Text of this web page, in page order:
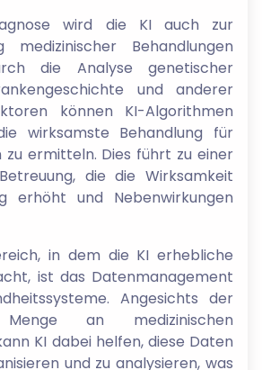
wird die KI auch zur
medizinischer Behandlungen
die Analyse genetischer
und anderer
können KI-Algorithmen
wirksamste Behandlung für
zu ermitteln. Dies führt zu einer
die die Wirksamkeit
erhöht und Nebenwirkungen
in dem die KI erhebliche
ist das Datenmanagement
Angesichts der
Menge an medizinischen
KI dabei helfen, diese Daten
und zu analysieren, was